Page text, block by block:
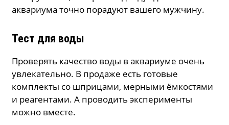
аквариума точно порадуют вашего мужчину.
Тест для воды
Проверять качество воды в аквариуме очень
увлекательно. В продаже есть готовые
комплекты со шприцами, мерными ёмкостями
и реагентами. А проводить эксперименты
можно вместе.